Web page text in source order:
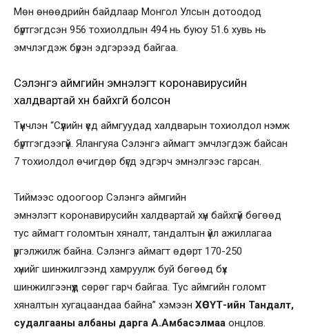
Мөн өнөөдрийн байдлаар Монгол Улсын дотоодод
бүртгэгдсэн 956 тохиолдлын 494 нь буюу 51.6 хувь нь
эмчлэгдэж бүрэн эдгэрээд байгаа.
Сэлэнгэ аймгийн эмнэлэгт коронавирусийн
халдвартай хүн байхгүй болсон
Түүнчлэн “Сүүлийн үед аймгуудад халдварын тохиолдол нэмж
бүртгэгдээгүй. Ялангуяа Сэлэнгэ аймагт эмчлэгдэж байсан
7 тохиолдол өчигдөр бүгд эдгэрч эмнэлгээс гарсан.
Тиймээс одоогоор Сэлэнгэ аймгийн
эмнэлэгт коронавирусийн халдвартай хүн байхгүй бөгөөд
тус аймагт голомтын хяналт, тандалтын үйл ажиллагаа
үргэлжилж байна. Сэлэнгэ аймагт өдөрт 170-250
хүнийг шинжилгээнд хамруулж буй бөгөөд бүх
шинжилгээнүүд сөрөг гарч байгаа. Тус аймгийн голомт
хяналтын хугацаандаа байна” хэмээн ХӨСҮТ-ийн Тандалт,
судалгааны албаны дарга А.Амбасэлмаа онцлов.